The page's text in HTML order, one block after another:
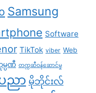
Samsung
Software
TikTok viber Web
ပဏီ တက္ကဆီဝန်ဆောင်မှု
ညာ မိုဘိုင်းလ်